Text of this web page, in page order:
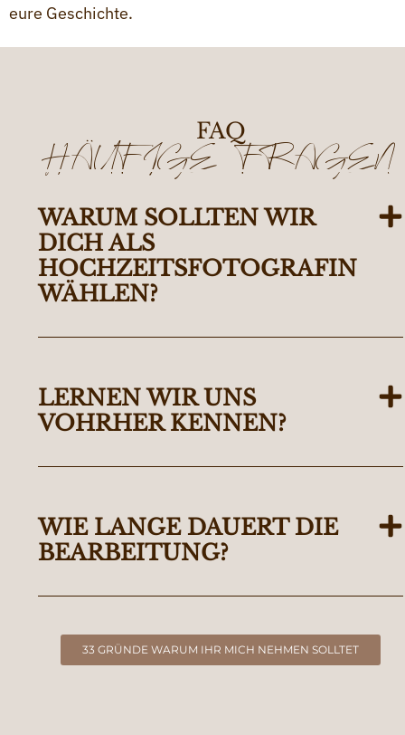
eure Geschichte.
FAQ
HÄUFIGE FRAGEN
WARUM SOLLTEN WIR
DICH ALS
HOCHZEITSFOTOGRAFIN
WÄHLEN?
LERNEN WIR UNS
VOHRHER KENNEN?
WIE LANGE DAUERT DIE
BEARBEITUNG?
33 GRÜNDE WARUM IHR MICH NEHMEN SOLLTET